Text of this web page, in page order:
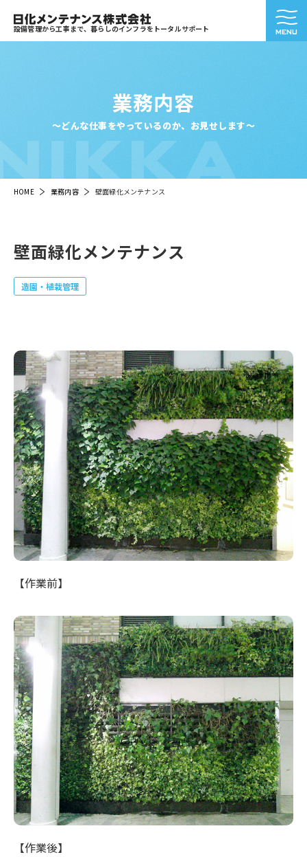
設備管理から工事まで、暮らしのインフラをトータルサポート
業務内容
～どんな仕事をやっているのか、お見せします～
HOME 業務内容 壁面緑化メンテナンス
壁面緑化メンテナンス
造園・植栽管理
【作業前】
【作業後】